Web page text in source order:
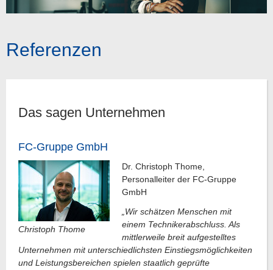
Referenzen
Das sagen Unternehmen
FC-Gruppe GmbH
Christoph Thome
Dr. Christoph Thome,
Personalleiter der FC-Gruppe
GmbH
„Wir schätzen Menschen mit
einem Technikerabschluss. Als
mittlerweile breit aufgestelltes
Unternehmen mit unterschiedlichsten Einstiegsmöglichkeiten
und Leistungsbereichen spielen staatlich geprüfte